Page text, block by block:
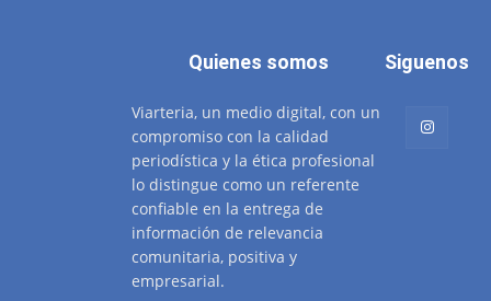
Quienes somos
Viarteria, un medio digital, con un
compromiso con la calidad
periodística y la ética profesional
lo distingue como un referente
confiable en la entrega de
información de relevancia
comunitaria, positiva y
empresarial.
Siguenos